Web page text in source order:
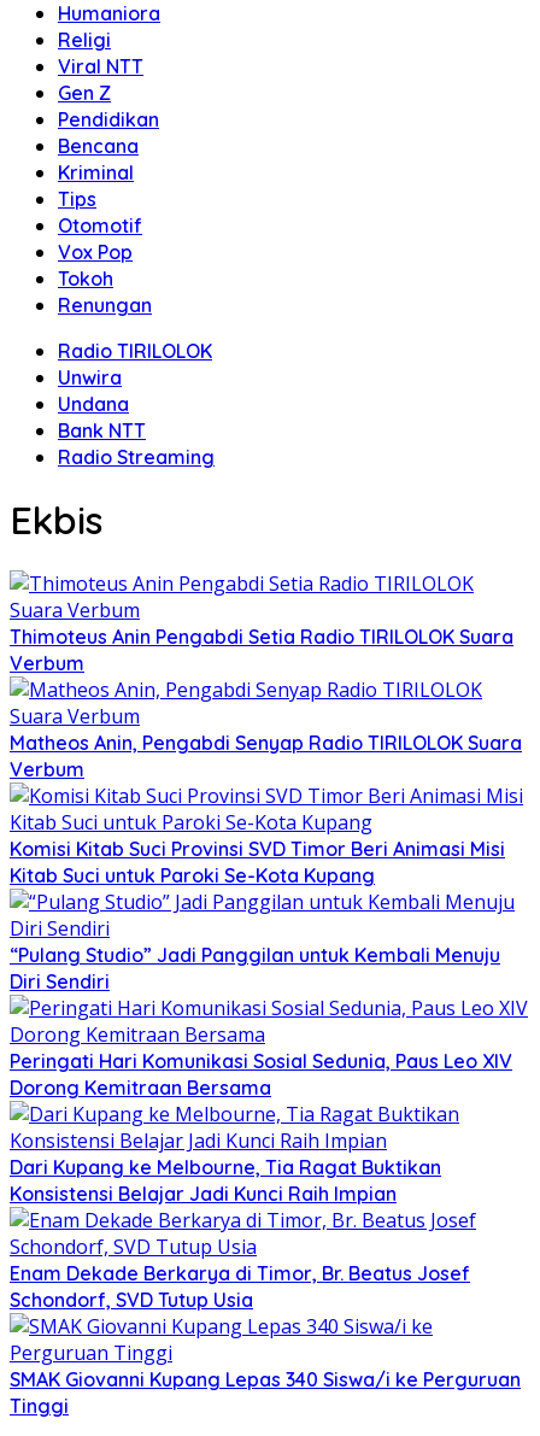
Humaniora
Religi
Viral NTT
Gen Z
Pendidikan
Bencana
Kriminal
Tips
Otomotif
Vox Pop
Tokoh
Renungan
Radio TIRILOLOK
Unwira
Undana
Bank NTT
Radio Streaming
Ekbis
Thimoteus Anin Pengabdi Setia Radio TIRILOLOK Suara
Verbum
Matheos Anin, Pengabdi Senyap Radio TIRILOLOK Suara
Verbum
Komisi Kitab Suci Provinsi SVD Timor Beri Animasi Misi
Kitab Suci untuk Paroki Se-Kota Kupang
“Pulang Studio” Jadi Panggilan untuk Kembali Menuju
Diri Sendiri
Peringati Hari Komunikasi Sosial Sedunia, Paus Leo XIV
Dorong Kemitraan Bersama
Dari Kupang ke Melbourne, Tia Ragat Buktikan
Konsistensi Belajar Jadi Kunci Raih Impian
Enam Dekade Berkarya di Timor, Br. Beatus Josef
Schondorf, SVD Tutup Usia
SMAK Giovanni Kupang Lepas 340 Siswa/i ke Perguruan
Tinggi